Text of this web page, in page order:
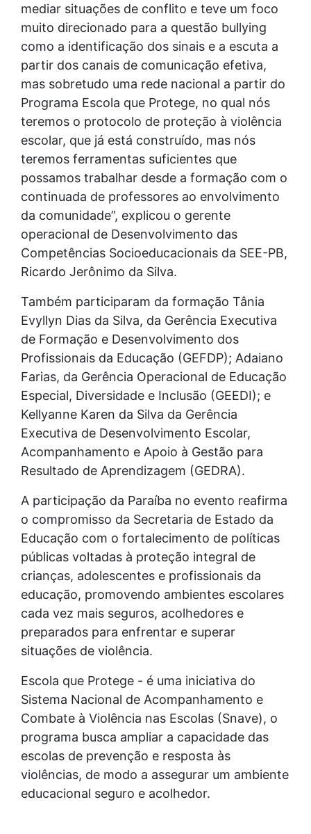
mediar situações de conflito e teve um foco
muito direcionado para a questão bullying
como a identificação dos sinais e a escuta a
partir dos canais de comunicação efetiva,
mas sobretudo uma rede nacional a partir do
Programa Escola que Protege, no qual nós
teremos o protocolo de proteção à violência
escolar, que já está construído, mas nós
teremos ferramentas suficientes que
possamos trabalhar desde a formação com o
continuada de professores ao envolvimento
da comunidade”, explicou o gerente
operacional de Desenvolvimento das
Competências Socioeducacionais da SEE-PB,
Ricardo Jerônimo da Silva.
Também participaram da formação Tânia
Evyllyn Dias da Silva, da Gerência Executiva
de Formação e Desenvolvimento dos
Profissionais da Educação (GEFDP); Adaiano
Farias, da Gerência Operacional de Educação
Especial, Diversidade e Inclusão (GEEDI); e
Kellyanne Karen da Silva da Gerência
Executiva de Desenvolvimento Escolar,
Acompanhamento e Apoio à Gestão para
Resultado de Aprendizagem (GEDRA).
A participação da Paraíba no evento reafirma
o compromisso da Secretaria de Estado da
Educação com o fortalecimento de políticas
públicas voltadas à proteção integral de
crianças, adolescentes e profissionais da
educação, promovendo ambientes escolares
cada vez mais seguros, acolhedores e
preparados para enfrentar e superar
situações de violência.
Escola que Protege - é uma iniciativa do
Sistema Nacional de Acompanhamento e
Combate à Violência nas Escolas (Snave), o
programa busca ampliar a capacidade das
escolas de prevenção e resposta às
violências, de modo a assegurar um ambiente
educacional seguro e acolhedor.